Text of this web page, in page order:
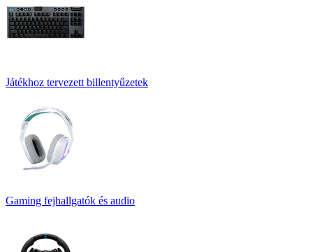
Játékhoz tervezett billentyűzetek
Gaming fejhallgatók és audio